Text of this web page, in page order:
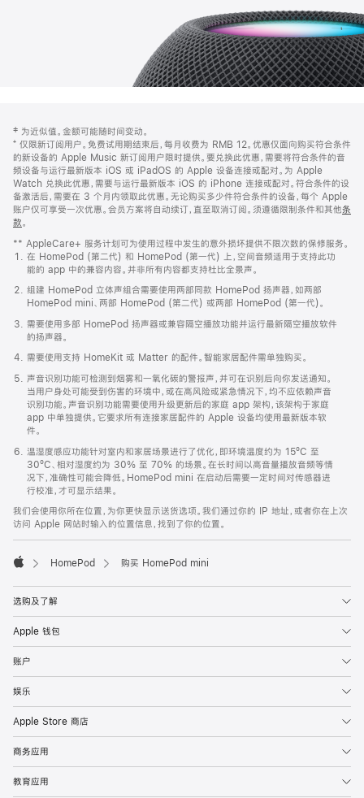
页
页
脚
注
‡ 为近似值。金额可能随时间变动。
⁺ 仅限新订阅用户。免费试用期结束后，每月收费为 RMB 12。优惠仅面向购买符合条件
的新设备的 Apple Music 新订阅用户限时提供。要兑换此优惠，需要将符合条件的音
频设备与运行最新版本 iOS 或 iPadOS 的 Apple 设备连接或配对。为 Apple
Watch 兑换此优惠，需要与运行最新版本 iOS 的 iPhone 连接或配对。符合条件的设
备激活后，需要在 3 个月内领取此优惠。无论购买多少件符合条件的设备，每个 Apple
账户仅可享受一次优惠。会员方案将自动续订，直至取消订阅。须遵循限制条件和其他条
款。
窗
口
中
打
开)
** AppleCare+ 服务计划可为使用过程中发生的意外损坏提供不限次数的保修服务。
在 HomePod (第二代) 和 HomePod (第一代) 上，空间音频适用于支持此功
能的 app 中的兼容内容。并非所有内容都支持杜比全景声。
组建 HomePod 立体声组合需要使用两部同款 HomePod 扬声器，如两部
HomePod mini、两部 HomePod (第二代) 或两部 HomePod (第一代)。
需要使用多部 HomePod 扬声器或兼容隔空播放功能并运行最新隔空播放软件
的扬声器。
需要使用支持 HomeKit 或 Matter 的配件。智能家居配件需单独购买。
声音识别功能可检测到烟雾和一氧化碳的警报声，并可在识别后向你发送通知。
当用户身处可能受到伤害的环境中，或在高风险或紧急情况下，均不应依赖声音
识别功能。声音识别功能需要使用升级更新后的家庭 app 架构，该架构于家庭
app 中单独提供。它要求所有连接家居配件的 Apple 设备均使用最新版本软
件。
温湿度感应功能针对室内和家居场景进行了优化，即环境温度约为 15ºC 至
30ºC、相对湿度约为 30% 至 70% 的场景。在长时间以高音量播放音频等情
况下，准确性可能会降低。HomePod mini 在启动后需要一定时间对传感器进
行校准，才可显示结果。
我们会使用你所在位置，为你更快显示送货选项。我们通过你的 IP 地址，或者你在上次
访问 Apple 网站时输入的位置信息，找到了你的位置。
HomePod 购买 HomePod mini
选购及了解
Apple 钱包
账户
娱乐
Apple Store 商店
商务应用
教育应用